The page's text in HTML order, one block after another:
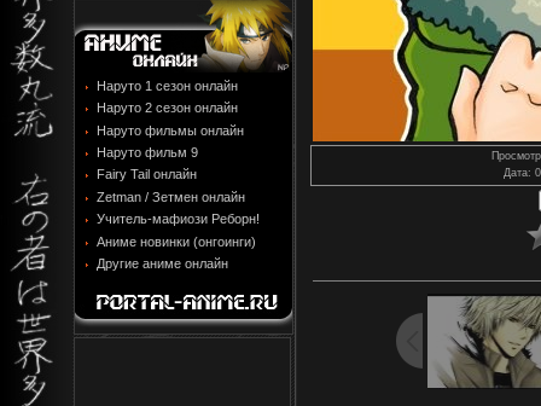
Наруто 1 сезон онлайн
Наруто 2 сезон онлайн
Наруто фильмы онлайн
Наруто фильм 9
Fairy Tail онлайн
Zetman / Зетмен онлайн
Учитель-мафиози Реборн!
Аниме новинки (онгоинги)
Другие аниме онлайн
Дата: